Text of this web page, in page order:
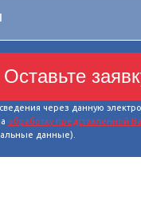
Оставьте
через данную
обработку представленной
данные).